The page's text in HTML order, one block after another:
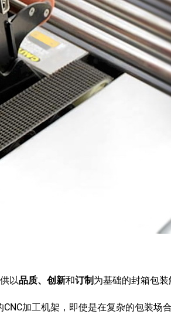
以品质、创新和订制 为基础的封箱包装
加工机架，即使是在复杂的包装场